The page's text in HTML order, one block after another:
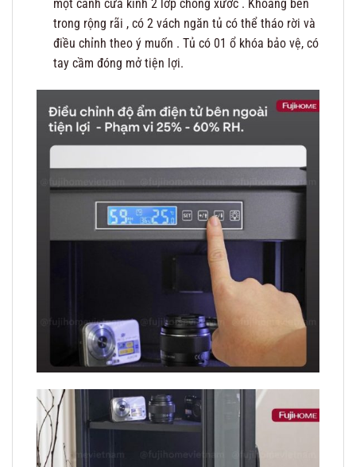
một cánh cửa kính 2 lớp chống xước . Khoang bên
trong rộng rãi , có 2 vách ngăn tủ có thể tháo rời và
điều chỉnh theo ý muốn . Tủ có 01 ổ khóa bảo vệ, có
tay cầm đóng mở tiện lợi.